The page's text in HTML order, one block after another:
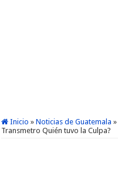
Inicio » Noticias de Guatemala »
Transmetro Quién tuvo la Culpa?